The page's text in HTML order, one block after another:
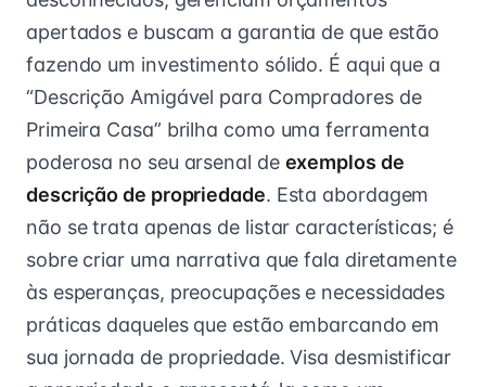
apertados e buscam a garantia de que estão
fazendo um investimento sólido. É aqui que a
“Descrição Amigável para Compradores de
Primeira Casa” brilha como uma ferramenta
poderosa no seu arsenal de exemplos de
descrição de propriedade. Esta abordagem
não se trata apenas de listar características; é
sobre criar uma narrativa que fala diretamente
às esperanças, preocupações e necessidades
práticas daqueles que estão embarcando em
sua jornada de propriedade. Visa desmistificar